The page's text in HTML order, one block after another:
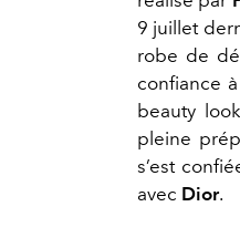
9 juillet
robe de
confiance
beauty
pleine
s’est
avec Dior.